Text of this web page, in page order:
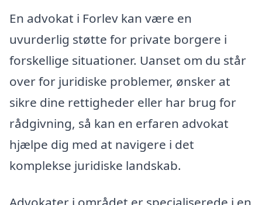
En advokat i Forlev kan være en
uvurderlig støtte for private borgere i
forskellige situationer. Uanset om du står
over for juridiske problemer, ønsker at
sikre dine rettigheder eller har brug for
rådgivning, så kan en erfaren advokat
hjælpe dig med at navigere i det
komplekse juridiske landskab.